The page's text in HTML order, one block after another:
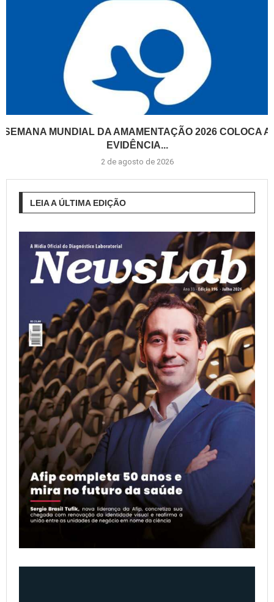
SEMANA MUNDIAL DA AMAMENTAÇÃO 2026 COLOCA A
EVIDÊNCIA...
2 de agosto de 2026
LEIA A ÚLTIMA EDIÇÃO